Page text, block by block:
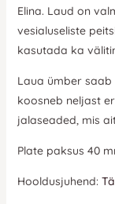
Elina. Laud on
vesialuseliste
kasutada ka
Laua ümber
koosneb neljast
jalaseaded, mis
Plate paksus 40
Hooldusjuhend: